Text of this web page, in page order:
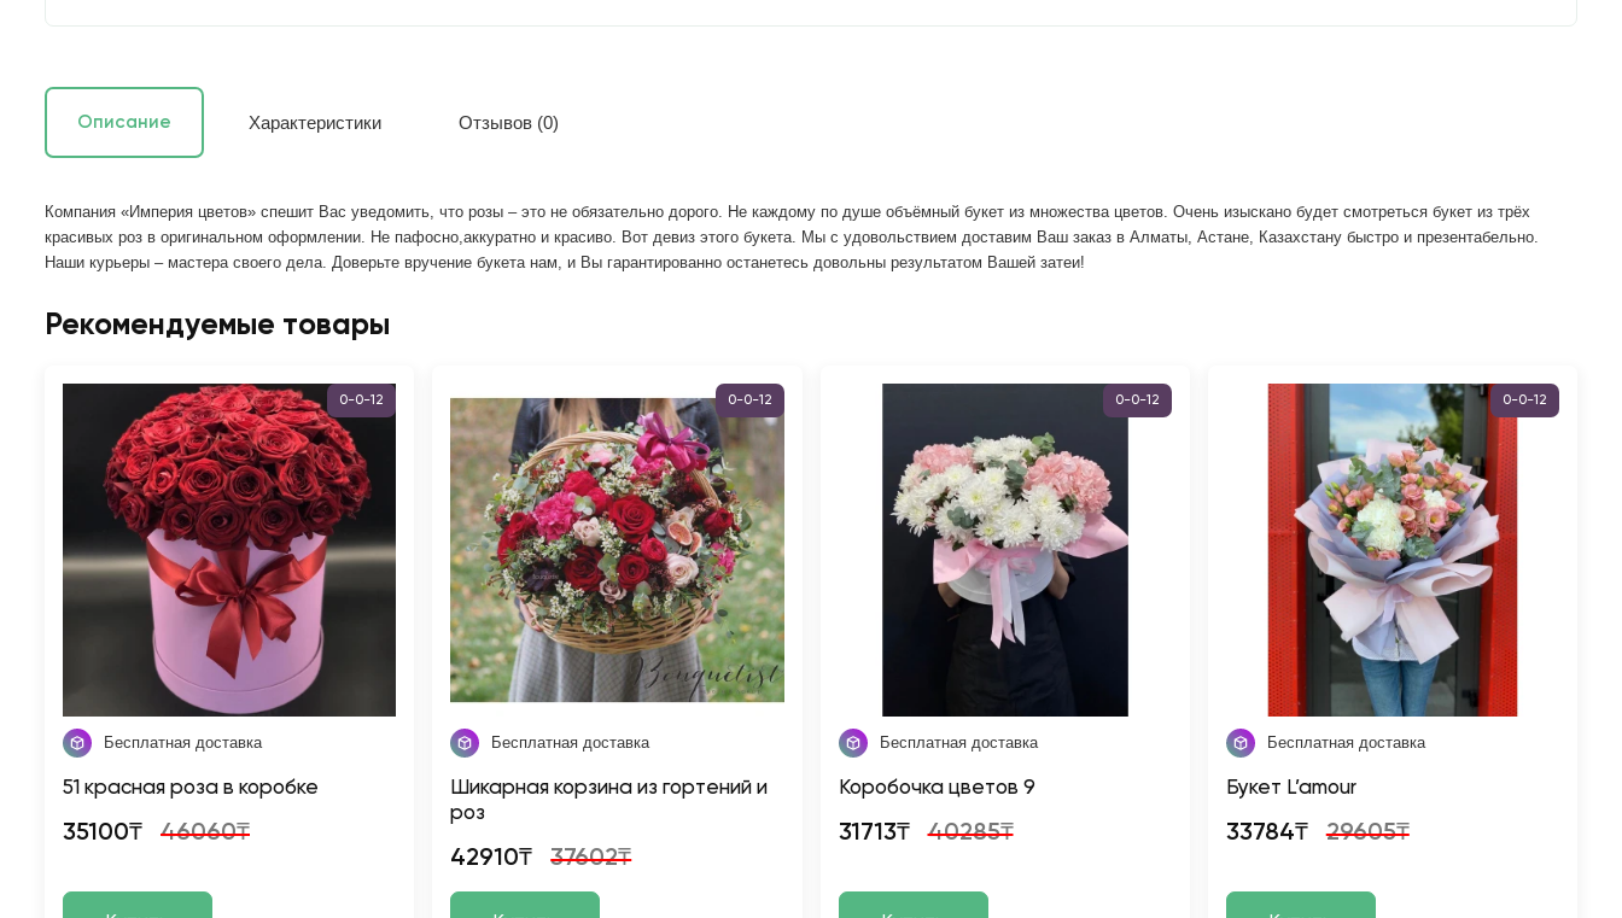
Описание Характеристики Отзывов (0)
Компания «Империя цветов» спешит Вас уведомить, что розы – это не обязательно дорого. Не каждому по душе объёмный букет из множества цветов. Очень изыскано будет смотреться букет из трёх
красивых роз в оригинальном оформлении. Не пафосно,аккуратно и красиво. Вот девиз этого букета. Мы с удовольствием доставим Ваш заказ в Алматы, Астане, Казахстану быстро и презентабельно.
Наши курьеры – мастера своего дела. Доверьте вручение букета нам, и Вы гарантированно останетесь довольны результатом Вашей затеи!
Рекомендуемые товары
0-0-12
Бесплатная доставка
51 красная роза в коробке
35100₸ 46060₸
0-0-12
Бесплатная доставка
Шикарная корзина из гортений и
роз
42910₸ 37602₸
0-0-12
Бесплатная доставка
Коробочка цветов 9
31713₸ 40285₸
0-0-12
Бесплатная доставка
Букет L’amour
33784₸ 29605₸